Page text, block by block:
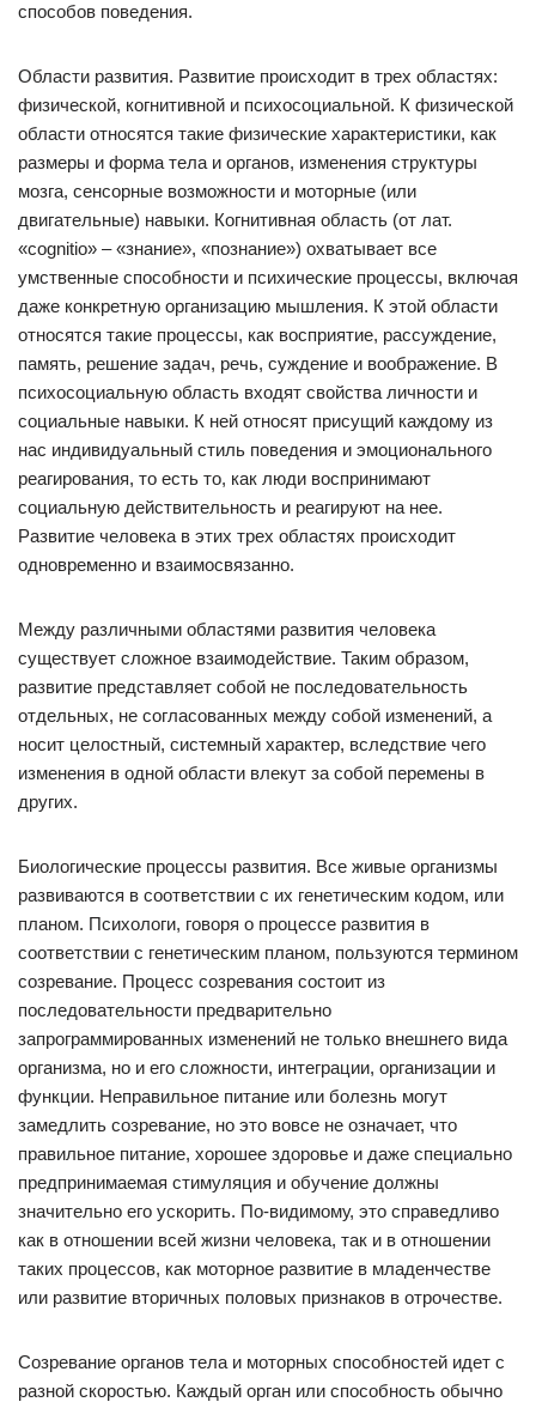
способов поведения.
Области развития. Развитие происходит в трех областях:
физической, когнитивной и психосоциальной. К физической
области относятся такие физические характеристики, как
размеры и форма тела и органов, изменения структуры
мозга, сенсорные возможности и моторные (или
двигательные) навыки. Когнитивная область (от лат.
«cognitio» – «знание», «познание») охватывает все
умственные способности и психические процессы, включая
даже конкретную организацию мышления. К этой области
относятся такие процессы, как восприятие, рассуждение,
память, решение задач, речь, суждение и воображение. В
психосоциальную область входят свойства личности и
социальные навыки. К ней относят присущий каждому из
нас индивидуальный стиль поведения и эмоционального
реагирования, то есть то, как люди воспринимают
социальную действительность и реагируют на нее.
Развитие человека в этих трех областях происходит
одновременно и взаимосвязанно.
Между различными областями развития человека
существует сложное взаимодействие. Таким образом,
развитие представляет собой не последовательность
отдельных, не согласованных между собой изменений, а
носит целостный, системный характер, вследствие чего
изменения в одной области влекут за собой перемены в
других.
Биологические процессы развития. Все живые организмы
развиваются в соответствии с их генетическим кодом, или
планом. Психологи, говоря о процессе развития в
соответствии с генетическим планом, пользуются термином
созревание. Процесс созревания состоит из
последовательности предварительно
запрограммированных изменений не только внешнего вида
организма, но и его сложности, интеграции, организации и
функции. Неправильное питание или болезнь могут
замедлить созревание, но это вовсе не означает, что
правильное питание, хорошее здоровье и даже специально
предпринимаемая стимуляция и обучение должны
значительно его ускорить. По-видимому, это справедливо
как в отношении всей жизни человека, так и в отношении
таких процессов, как моторное развитие в младенчестве
или развитие вторичных половых признаков в отрочестве.
Созревание органов тела и моторных способностей идет с
разной скоростью. Каждый орган или способность обычно